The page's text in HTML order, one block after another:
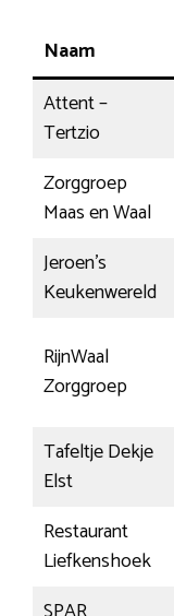
Naam
Attent –
Tertzio
Zorggroep
Maas en Waal
Jeroen’s
Keukenwereld
RijnWaal
Zorggroep
Tafeltje Dekje
Elst
Restaurant
Liefkenshoek